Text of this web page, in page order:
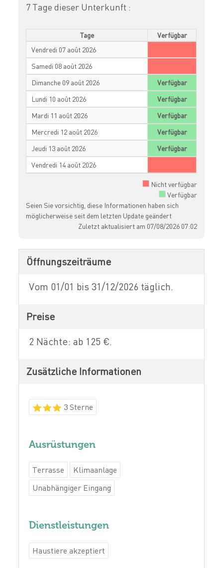
7 Tage dieser Unterkunft :
Tage
Verfügbar
Vendredi 07 août 2026
Samedi 08 août 2026
Dimanche 09 août 2026
Verfügbar
Lundi 10 août 2026
Verfügbar
Mardi 11 août 2026
Verfügbar
Mercredi 12 août 2026
Verfügbar
Jeudi 13 août 2026
Verfügbar
Vendredi 14 août 2026
Nicht verfügbar
Verfügbar
Seien Sie vorsichtig, diese Informationen haben sich
möglicherweise seit dem letzten Update geändert
Zuletzt aktualisiert am 07/08/2026 07:02
Öffnungszeiträume
Vom 01/01 bis 31/12/2026 täglich.
Preise
2 Nächte: ab 125 €.
Zusätzliche Informationen
3 Sterne
Ausrüstungen
Terrasse
Klimaanlage
Unabhängiger Eingang
Dienstleistungen
Haustiere akzeptiert